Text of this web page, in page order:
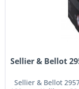
Sellier & Bellot
Sellier & Bellot